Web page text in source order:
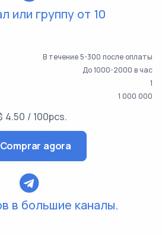
или группу от 10
В течение 5-300 после оплаты
До 1000-2000 в час
1
1 000 000
4.50 / 100pcs.
agora
в большие каналы.